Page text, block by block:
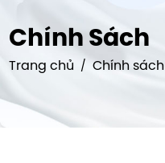
Chính Sách
Trang chủ Chính sách